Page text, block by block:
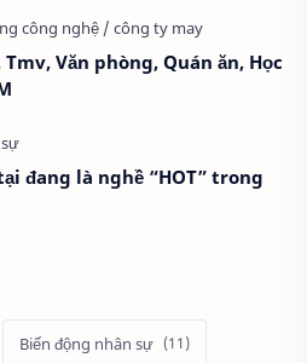
Văn phòng, Quán ăn, Học
đang là nghề “HOT” trong
Biến động nhân sự